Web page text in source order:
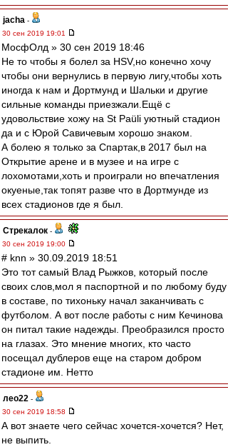
jacha -
30 сен 2019 19:01
МосфОлд » 30 сен 2019 18:46
Не то чтобы я болел за HSV,но конечно хочу
чтобы они вернулись в первую лигу,чтобы хоть
иногда к нам и Дортмунд и Шальки и другие
сильные команды приезжали.Ещё с
удовольствие хожу на St Paüli уютный стадион
да и с Юрой Савичевым хорошо знаком.
А болею я только за Спартак,в 2017 был на
Открытие арене и в музее и на игре с
лохомотами,хоть и проиграли но впечатления
окуеные,так топят разве что в Дортмунде из
всех стадионов где я был.
Стрекалок -
30 сен 2019 19:00
# knn » 30.09.2019 18:51
Это тот самый Влад Рыжков, который после
своих слов,мол я паспортной и по любому буду
в составе, по тихоньку начал заканчивать с
футболом. А вот после работы с ним Кечинова
он питал такие надежды. Преобразился просто
на глазах. Это мнение многих, кто часто
посещал дублеров еще на старом добром
стадионе им. Нетто
лео22 -
30 сен 2019 18:58
А вот знаете чего сейчас хочется-хочется? Нет,
не выпить.